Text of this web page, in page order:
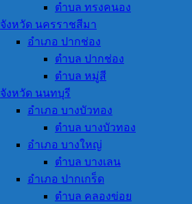
ตำบล ทรงคนอง
จังหวัด นครราชสีมา
อำเภอ ปากช่อง
ตำบล ปากช่อง
ตำบล หมู่สี
จังหวัด นนทบุรี
อำเภอ บางบัวทอง
ตำบล บางบัวทอง
อำเภอ บางใหญ่
ตำบล บางเลน
อำเภอ ปากเกร็ด
ตำบล คลองข่อย